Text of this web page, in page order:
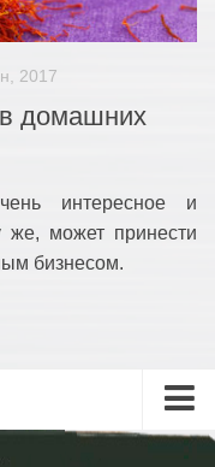
2017
домашних
интересное и
же, может принести
бизнесом.